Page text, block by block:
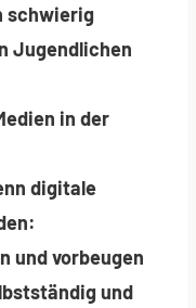
schwierig
Jugendlichen
in der
digitale
und vorbeugen
und